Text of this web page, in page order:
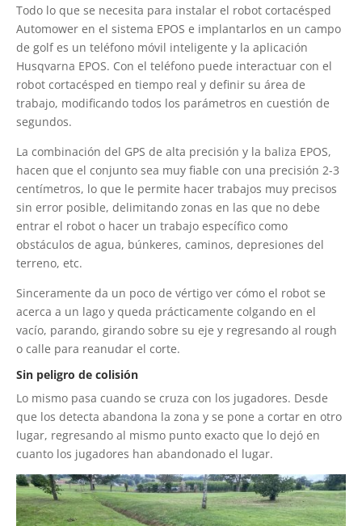
Todo lo que se necesita para instalar el robot cortacésped
Automower en el sistema EPOS e implantarlos en un campo
de golf es un teléfono móvil inteligente y la aplicación
Husqvarna EPOS. Con el teléfono puede interactuar con el
robot cortacésped en tiempo real y definir su área de
trabajo, modificando todos los parámetros en cuestión de
segundos.
La combinación del GPS de alta precisión y la baliza EPOS,
hacen que el conjunto sea muy fiable con una precisión 2-3
centímetros, lo que le permite hacer trabajos muy precisos
sin error posible, delimitando zonas en las que no debe
entrar el robot o hacer un trabajo específico como
obstáculos de agua, búnkeres, caminos, depresiones del
terreno, etc.
Sinceramente da un poco de vértigo ver cómo el robot se
acerca a un lago y queda prácticamente colgando en el
vacío, parando, girando sobre su eje y regresando al rough
o calle para reanudar el corte.
Sin peligro de colisión
Lo mismo pasa cuando se cruza con los jugadores. Desde
que los detecta abandona la zona y se pone a cortar en otro
lugar, regresando al mismo punto exacto que lo dejó en
cuanto los jugadores han abandonado el lugar.